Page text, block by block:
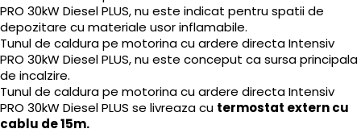
PRO 30kW Diesel PLUS, nu este indicat pentru spatii de
depozitare cu materiale usor inflamabile.
Tunul de caldura pe motorina cu ardere directa Intensiv
PRO 30kW Diesel PLUS, nu este conceput ca sursa principala
de incalzire.
Tunul de caldura pe motorina cu ardere directa Intensiv
PRO 30kW Diesel PLUS se livreaza cu termostat extern cu
cablu de 15m.